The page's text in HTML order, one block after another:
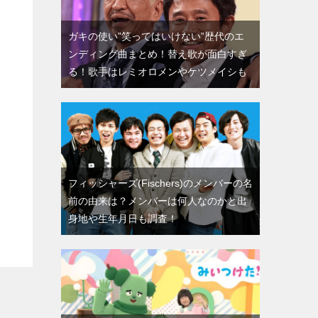
ガキの使い”笑ってはいけない”歴代のエ
ンディング曲まとめ！替え歌が面白すぎ
る！歌手はレミオロメンやケツメイシも
フィッシャーズ(Fischers)のメンバーの名
前の由来は？メンバーは何人なのかと出
身地や生年月日も調査！